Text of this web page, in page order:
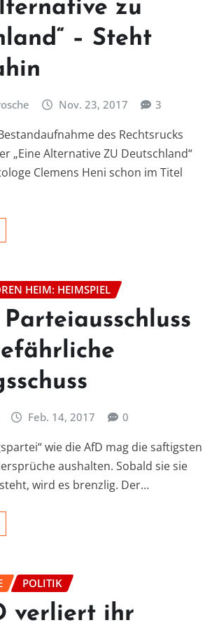
zu
– Steht
Nov. 23, 2017 3
des Rechtsrucks
„Eine Alternative ZU Deutschland“
Clemens Heni schon im Titel
HEIM: HEIMSPIEL
Feb. 14, 2017 0
wie die AfD mag die saftigsten
aushalten. Sobald sie sie
wird es brenzlig. Der…
POLITIK
verliert ihr